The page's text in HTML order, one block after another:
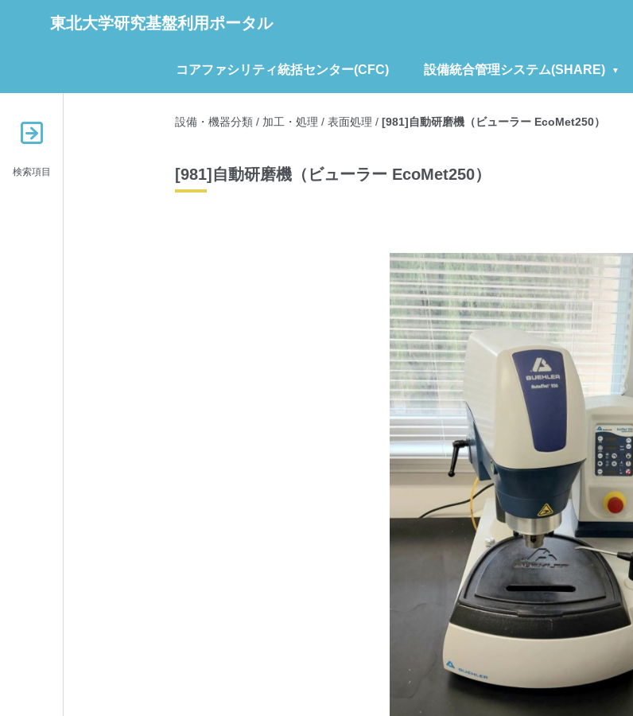
東北大学研究基盤利用ポータル
コアファシリティ統括センター(CFC) 設備統合管理システム(SHARE)
検索項目
設備・機器分類 / 加工・処理 / 表面処理 / [981]自動研磨機（ビューラー EcoMet250）
[981]自動研磨機（ビューラー EcoMet250）